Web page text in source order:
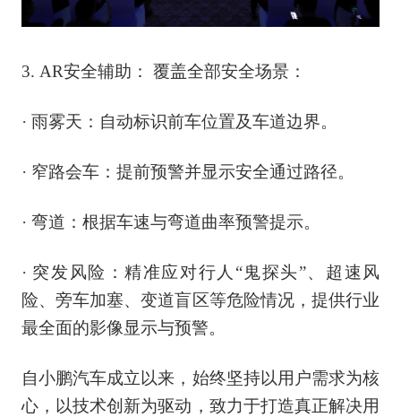
3. AR安全辅助： 覆盖全部安全场景：
· 雨雾天：自动标识前车位置及车道边界。
· 窄路会车：提前预警并显示安全通过路径。
· 弯道：根据车速与弯道曲率预警提示。
· 突发风险：精准应对行人“鬼探头”、超速风
险、旁车加塞、变道盲区等危险情况，提供行业
最全面的影像显示与预警。
自小鹏汽车成立以来，始终坚持以用户需求为核
心，以技术创新为驱动，致力于打造真正解决用